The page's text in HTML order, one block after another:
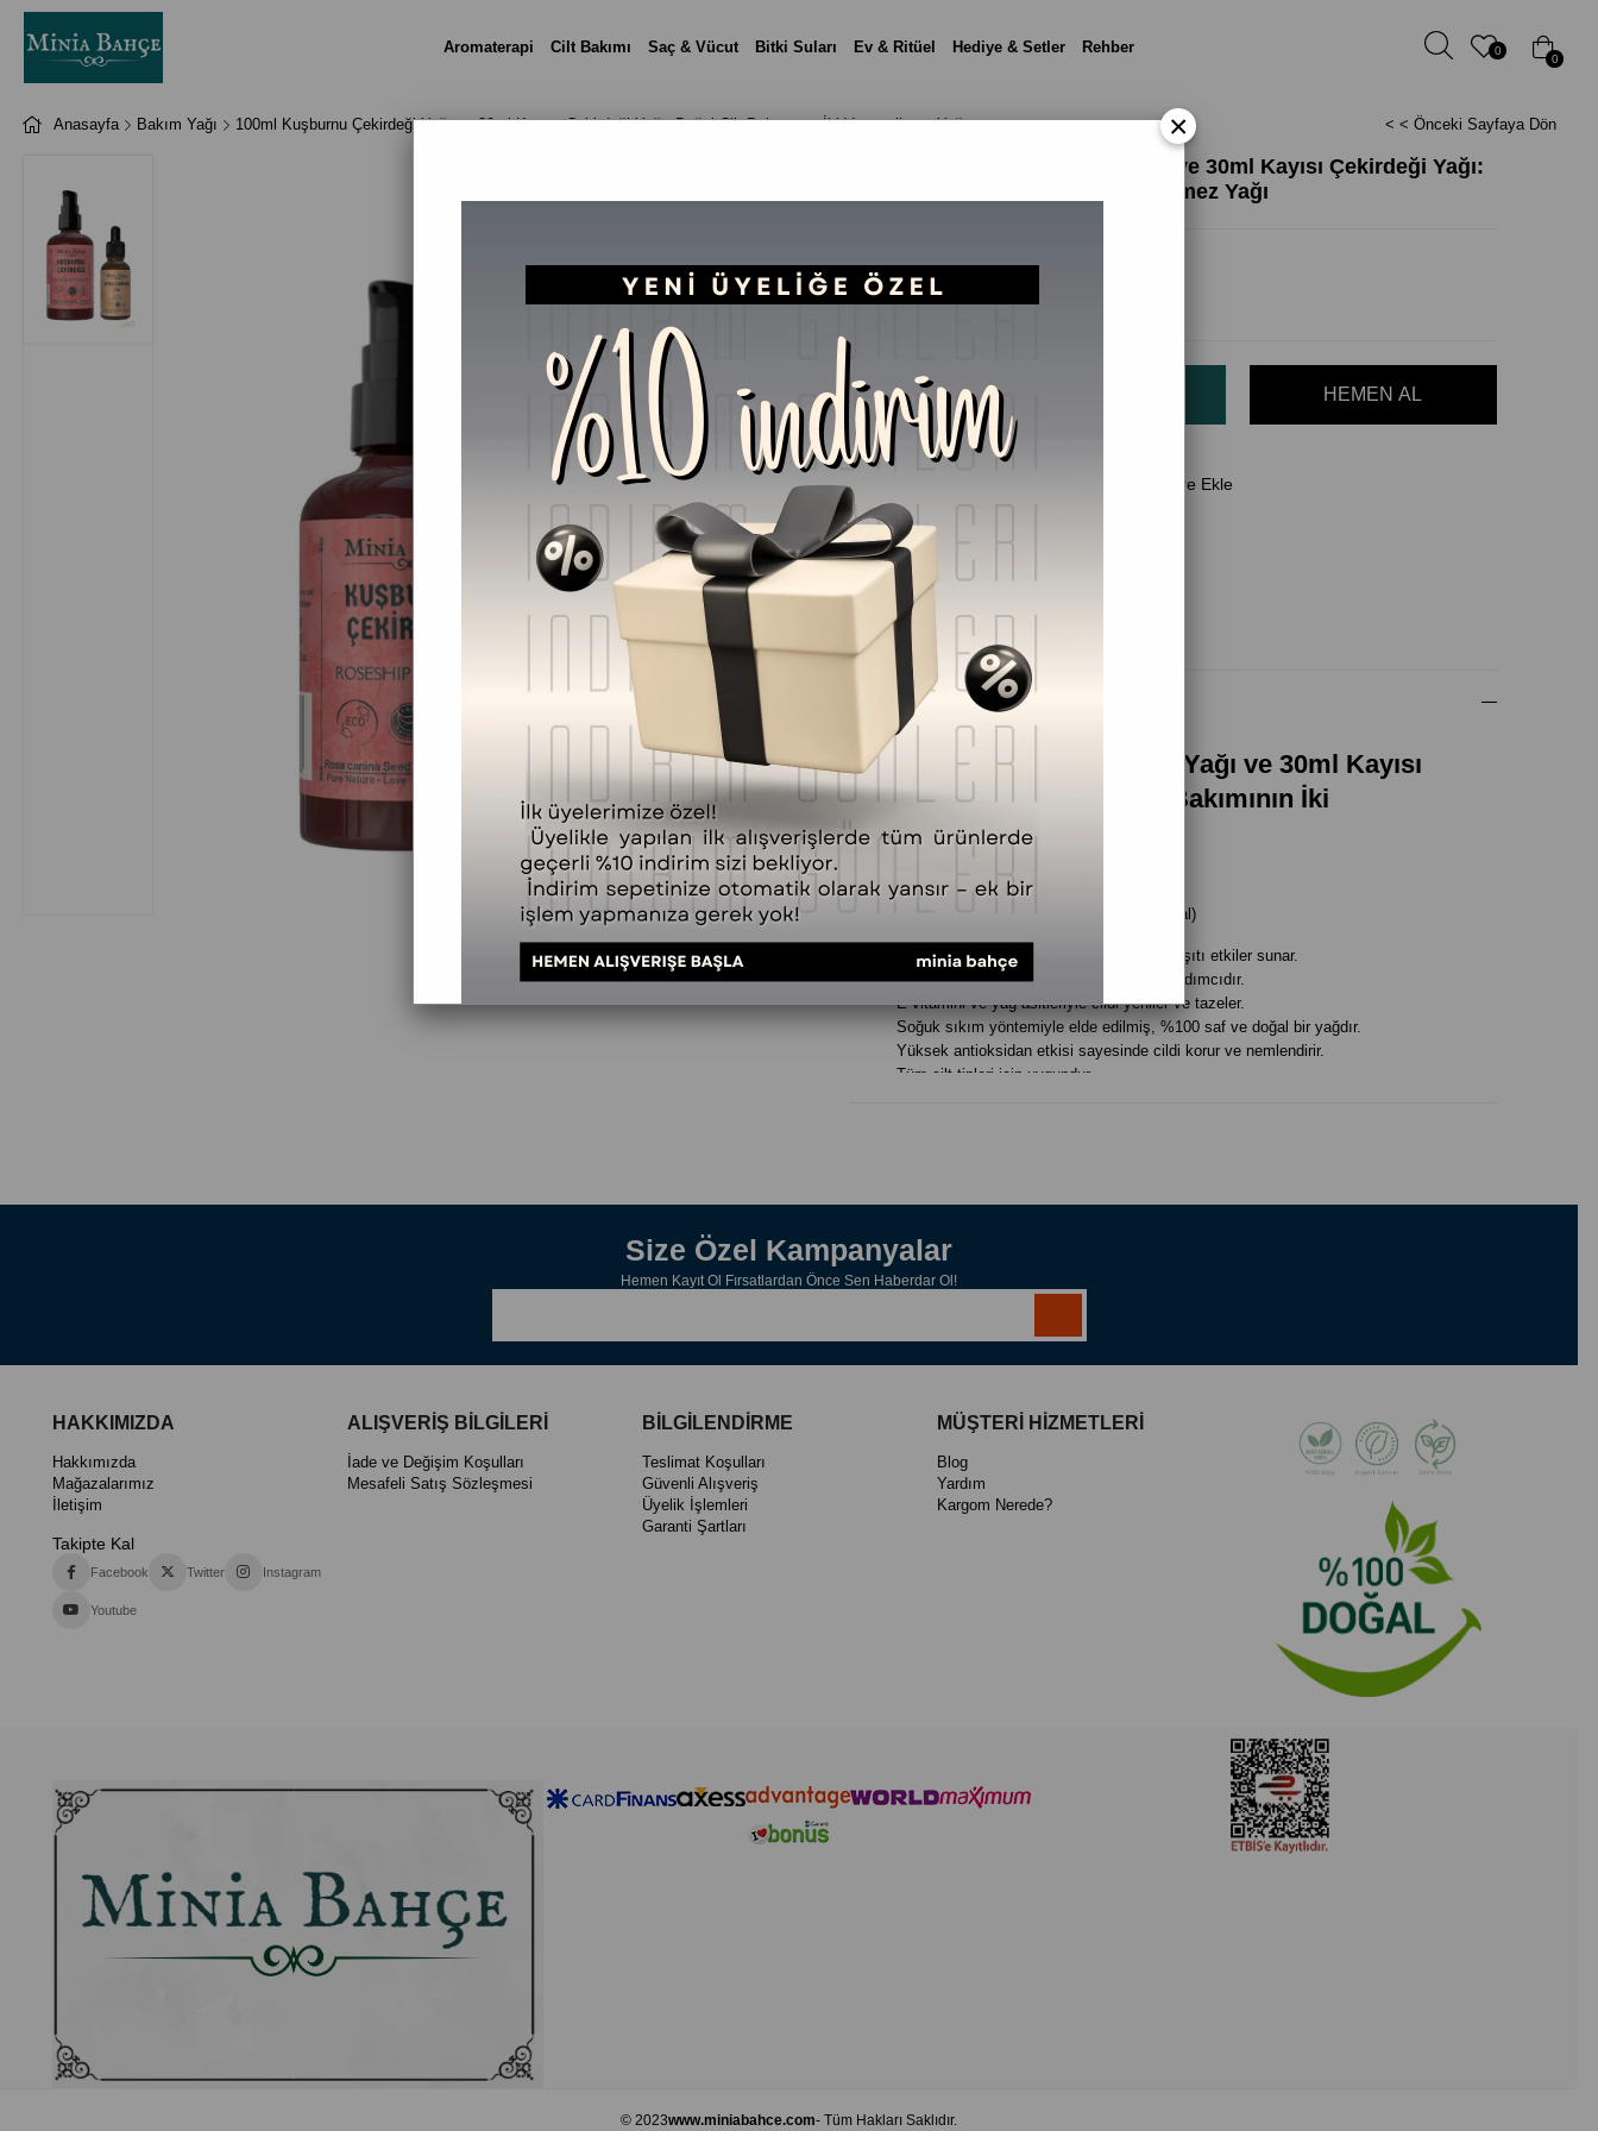
Aromaterapi Cilt Bakımı Saç & Vücut Bitki Suları Ev & Ritüel Hediye & Setler Rehber 0
0
Anasayfa Bakım Yağı 100ml Kuşburnu Çekirdeği Yağı ve 30ml Kayısı Çekirdeği Yağı: Doğal Cilt Bakımının İki Vazgeçilmez Yağı < < Önceki Sayfaya Dön
100ml Kuşburnu Çekirdeği Yağı ve 30ml Kayısı Çekirdeği Yağı:
Doğal Cilt Bakımının İki Vazgeçilmez Yağı
%19
İndirim
₺639,90 (KDV Dahil)
₺519,90
Favorilere Ekle
Fiyat Düşünce Haber Ver
SORULAR (0) VE CEVAPLAR (0)
Ürün Özellikleri
100ml Kuşburnu Çekirdeği Yağı ve 30ml Kayısı
Çekirdeği Yağı: Doğal Cilt Bakımının İki
Vazgeçilmez Yağı
Kuşburnu Çekirdeği Yağı (100ml)
İçindekiler:
Rosa Canina Seed Oil (%100 Saf ve Doğal)
Özellikler ve Faydalar:
Yüksek A vitamini içeriği ile yaşlanma karşıtı etkiler sunar.
Cilt lekelerinin görünümünü azaltmaya yardımcıdır.
E vitamini ve yağ asitleriyle cildi yeniler ve tazeler.
Soğuk sıkım yöntemiyle elde edilmiş, %100 saf ve doğal bir yağdır.
Yüksek antioksidan etkisi sayesinde cildi korur ve nemlendirir.
Tüm cilt tipleri için uygundur.
Oda sıcaklığında, doğrudan güneş ışığından uzak ve ağzı sıkıca kapalı şekilde
Haricen kullanım içindir.
Kayısı Çekirdeği Yağı (30ml)
Özellikler ve Faydalar:
Yüz ve vücut masajında tercih edilebilir.
Vücudun ihtiyaç duyduğu bölgeye uygulanır.
Uçucu yağlar doğrudan cilde uygulanmamalı, mutlaka bir sabit yağ (ör. Kayısı
Çekirdeği Yağı) ile seyreltilmelidir.
Gözle temasından kaçının, temas halinde bol su ile durulayınız.
Direkt güneş ışığından uzak, ağzı kapalı şekilde saklayınız.
Size Özel Kampanyalar
Hemen Kayıt Ol Fırsatlardan Önce Sen Haberdar Ol!
HAKKIMIZDA
Hakkımızda
Mağazalarımız
İletişim
Takipte Kal
Facebook Twitter Instagram
Youtube
ALIŞVERİŞ BİLGİLERİ
İade ve Değişim Koşulları
Mesafeli Satış Sözleşmesi
BİLGİLENDİRME
Teslimat Koşulları
Güvenli Alışveriş
Üyelik İşlemleri
Garanti Şartları
MÜŞTERİ HİZMETLERİ
Blog
Yardım
Kargom Nerede?
© 2023www.miniabahce.com- Tüm Hakları Saklıdır.
×